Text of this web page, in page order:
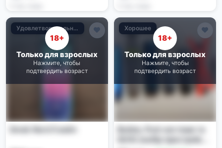
Удовлетворительное
18+
Только для взрослых
Нажмите, чтобы
подтвердить возраст
Smok Nord 5 вейп
Хорошее
18+
Только для взрослых
Нажмите, чтобы
подтвердить возраст
Вейпи, Pod-системи та